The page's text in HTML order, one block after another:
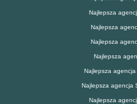
Najlepsza
Najlepsza
Najlepsza
Najlepsza
Najlepsza agencja
Najlepsza agencja
Najlepsza